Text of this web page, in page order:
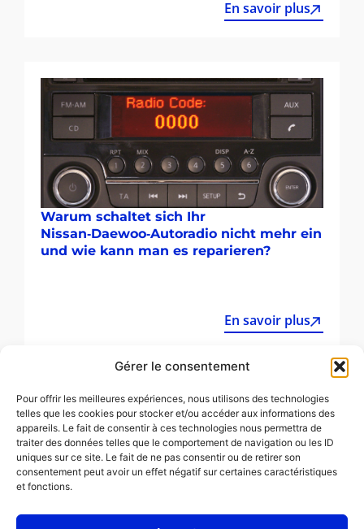
Gérer le consentement
Pour offrir les meilleures expériences, nous utilisons des technologies
telles que les cookies pour stocker et/ou accéder aux informations des
appareils. Le fait de consentir à ces technologies nous permettra de
traiter des données telles que le comportement de navigation ou les ID
uniques sur ce site. Le fait de ne pas consentir ou de retirer son
consentement peut avoir un effet négatif sur certaines caractéristiques
et fonctions.
En savoir plus
Warum schaltet sich Ihr
Nissan‑Daewoo‑Autoradio nicht mehr ein
und wie kann man es reparieren?
En savoir plus
Alle Artikel